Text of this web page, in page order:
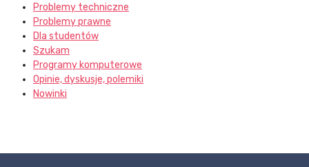
Problemy techniczne
Problemy prawne
Dla studentów
Szukam
Programy komputerowe
Opinie, dyskusje, polemiki
Nowinki